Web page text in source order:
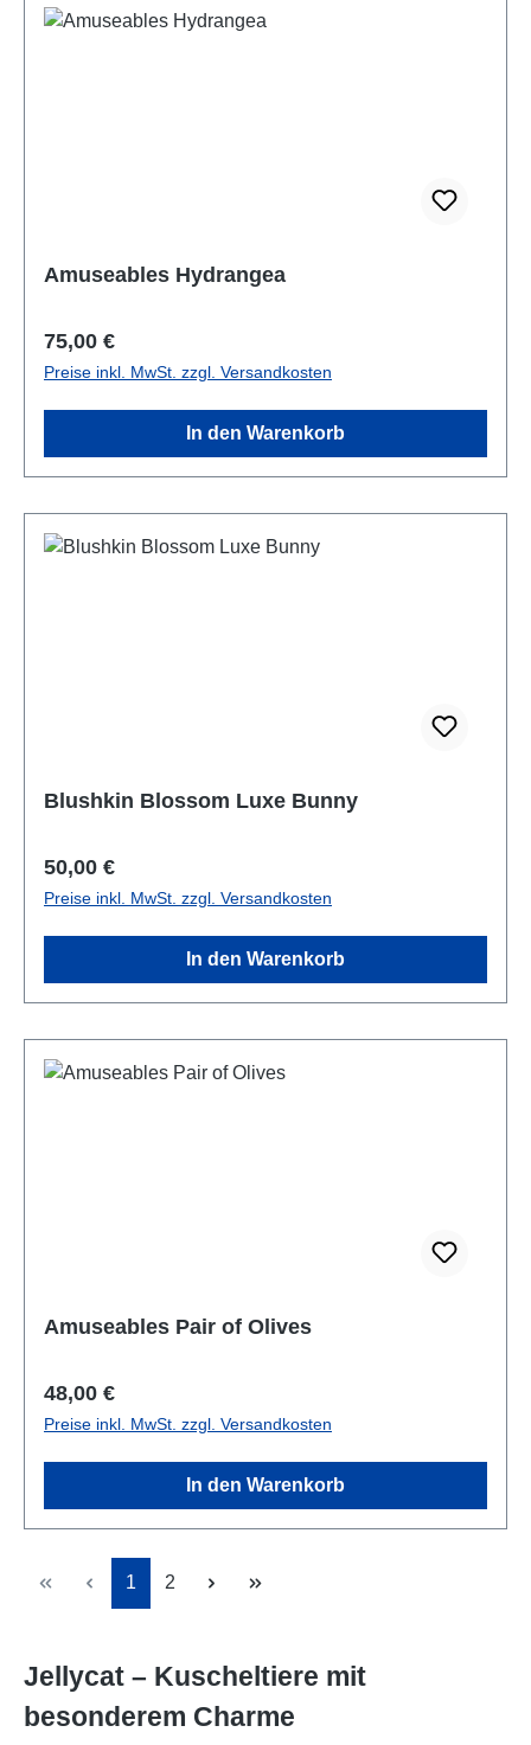
Amuseables Hydrangea
Regulärer Preis:
75,00 €
Preise inkl. MwSt. zzgl. Versandkosten
In den Warenkorb
Blushkin Blossom Luxe Bunny
Regulärer Preis:
50,00 €
Preise inkl. MwSt. zzgl. Versandkosten
In den Warenkorb
Amuseables Pair of Olives
Regulärer Preis:
48,00 €
Preise inkl. MwSt. zzgl. Versandkosten
In den Warenkorb
Seite
1 Seite
2
Jellycat – Kuscheltiere mit
besonderem Charme